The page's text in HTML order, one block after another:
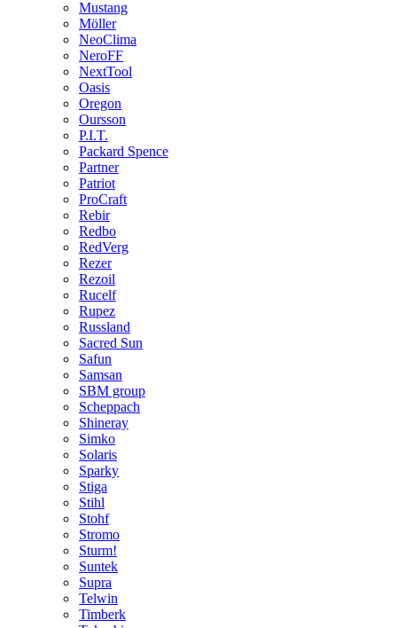
Mustang
Möller
NeoClima
NeroFF
NextTool
Oasis
Oregon
Oursson
P.I.T.
Packard Spence
Partner
Patriot
ProCraft
Rebir
Redbo
RedVerg
Rezer
Rezoil
Rucelf
Rupez
Russland
Sacred Sun
Safun
Samsan
SBM group
Scheppach
Shineray
Simko
Solaris
Sparky
Stiga
Stihl
Stohf
Stromo
Sturm!
Suntek
Supra
Telwin
Timberk